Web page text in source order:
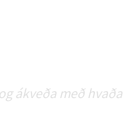
ákveða með hvaða